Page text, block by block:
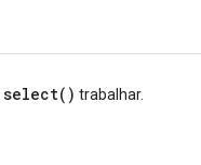
select() trabalhar.